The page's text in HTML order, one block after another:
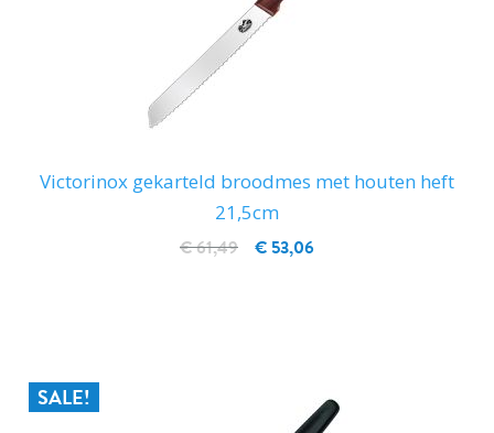
Victorinox gekarteld broodmes met houten heft
21,5cm
€ 53,06
€ 61,49
SALE!